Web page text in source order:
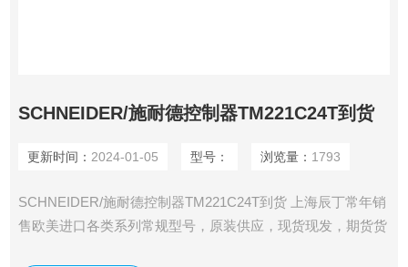
SCHNEIDER/施耐德控制器TM221C24T到货
更新时间： 2024-01-05 型号： 浏览量： 1793
SCHNEIDER/施耐德控制器TM221C24T到货 上海辰丁常年销
售欧美进口各类系列常规型号，原装供应，现货现发，期货货